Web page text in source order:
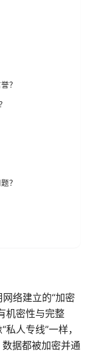
？
？
络建立的“加密
机密性与完整
人专线”一样，
据都被加密并通